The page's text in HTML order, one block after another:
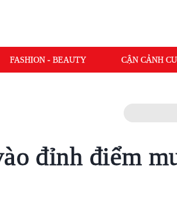
FASHION - BEAUTY CẬN CẢNH
đỉnh điểm